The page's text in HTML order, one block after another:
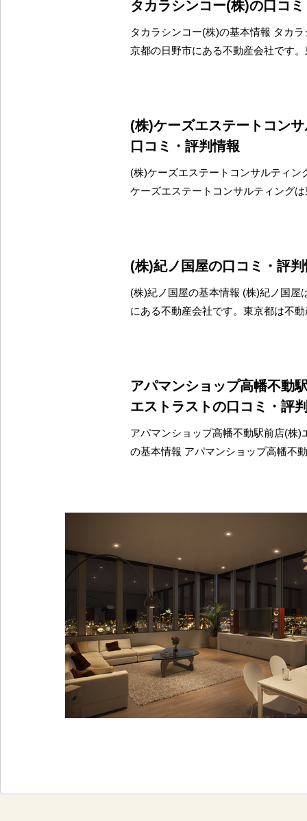
タカラシンコー(株)の口コ
タカラシンコー(株)の基本情報 タカ
京都の日野市にある不動産会社です
(株)ケーズエステートコン
口コミ・評判情報
(株)ケーズエステートコンサルティン
ケーズエステートコンサルティング
(株)紀ノ国屋の口コミ・評
(株)紀ノ国屋の基本情報 (株)紀ノ国屋
にある不動産会社です。東京都は不
アパマンショップ高幡不動
エストラストの口コミ・評
アパマンショップ高幡不動駅前店(株)
の基本情報 アパマンショップ高幡不